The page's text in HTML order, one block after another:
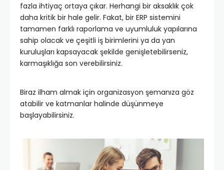
fazla ihtiyaç ortaya çıkar. Herhangi bir aksaklık çok
daha kritik bir hale gelir. Fakat, bir ERP sistemini
tamamen farklı raporlama ve uyumluluk yapılarına
sahip olacak ve çeşitli iş birimlerini ya da yan
kuruluşları kapsayacak şekilde genişletebilirseniz,
karmaşıklığa son verebilirsiniz.
Biraz ilham almak için organizasyon şemanıza göz
atabilir ve katmanlar halinde düşünmeye
başlayabilirsiniz.